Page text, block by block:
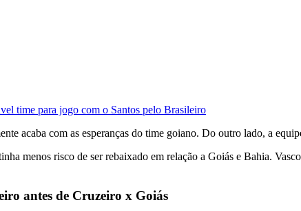
time para jogo com o Santos pelo Brasileiro
acaba com as esperanças do time goiano. Do outro lado, a
menos risco de ser rebaixado em relação a Goiás e Bahia.
antes de Cruzeiro x Goiás